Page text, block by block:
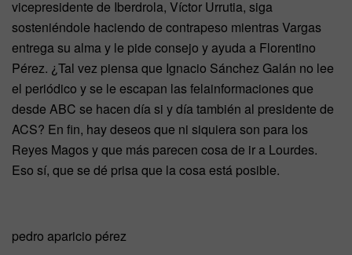
vicepresidente de Iberdrola, Víctor Urrutia, siga
sosteniéndole haciendo de contrapeso mientras Vargas
entrega su alma y le pide consejo y ayuda a Florentino
Pérez. ¿Tal vez piensa que Ignacio Sánchez Galán no lee
el periódico y se le escapan las felainformaciones que
desde ABC se hacen día si y día también al presidente de
ACS? En fin, hay deseos que ni siquiera son para los
Reyes Magos y que más parecen cosa de ir a Lourdes.
Eso sí, que se dé prisa que la cosa está posible.
pedro aparicio pérez